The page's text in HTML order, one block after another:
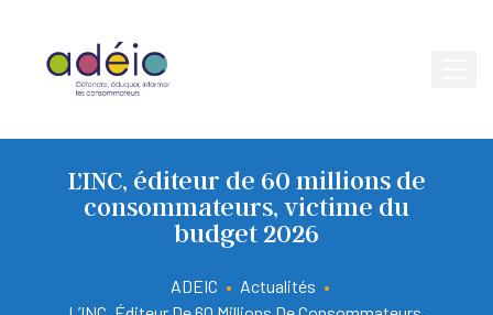
L’INC, éditeur de 60 millions de
consommateurs, victime du
budget 2026
ADEIC • Actualités •